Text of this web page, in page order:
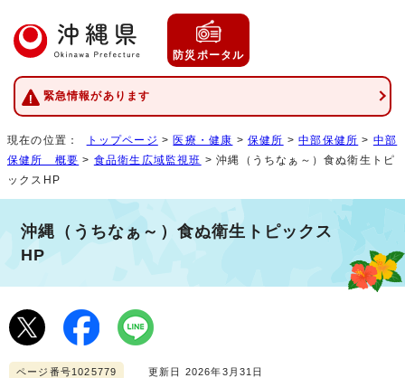
防災ポータル
緊急情報があります
現在の位置： トップページ >医療・健康 >保健所 >中部保健所 > 中部
保健所 概要 > 食品衛生広域監視班 > 沖縄（うちなぁ～）食ぬ衛生トピ
ックスHP
沖縄（うちなぁ～）食ぬ衛生トピックス
HP
ページ番号1025779 更新日 2026年3月31日